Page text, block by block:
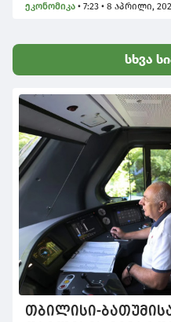
პრემიერ-მინისტრმა
ეკონომიკა • 7:23 • 8 აპრილი,
სხვა
თბილისი-